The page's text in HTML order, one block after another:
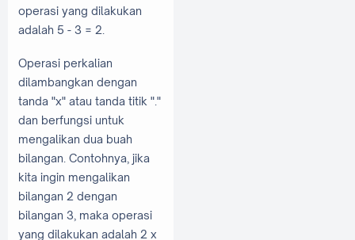
operasi yang dilakukan
adalah 5 - 3 = 2.
Operasi perkalian
dilambangkan dengan
tanda "x" atau tanda titik "."
dan berfungsi untuk
mengalikan dua buah
bilangan. Contohnya, jika
kita ingin mengalikan
bilangan 2 dengan
bilangan 3, maka operasi
yang dilakukan adalah 2 x